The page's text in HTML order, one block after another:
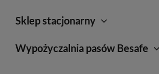
Sklep stacjonarny
Wypożyczalnia pasów Besafe